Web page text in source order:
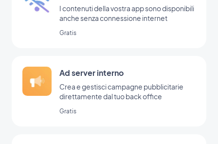
I contenuti della vostra app sono disponibili
anche senza connessione internet
Gratis
Ad server interno
Crea e gestisci campagne pubblicitarie
direttamente dal tuo back office
Gratis